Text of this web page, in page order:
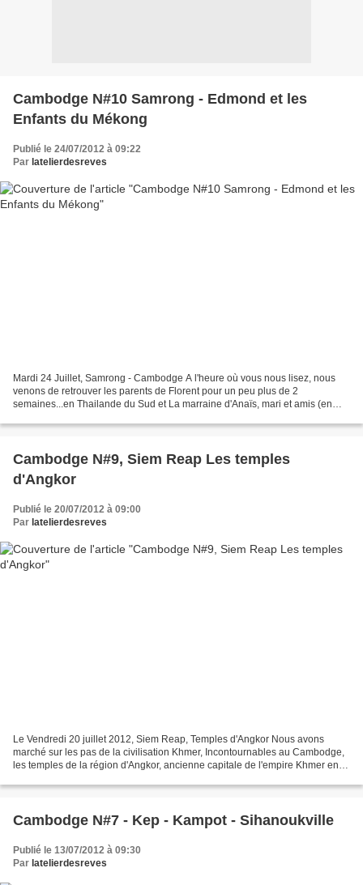
Cambodge N#10 Samrong - Edmond et les
Enfants du Mékong
Publié le 24/07/2012 à 09:22
Par latelierdesreves
Mardi 24 Juillet, Samrong - Cambodge A l'heure où vous nous lisez, nous
venons de retrouver les parents de Florent pour un peu plus de 2
semaines...en Thailande du Sud et La marraine d'Anaïs, mari et amis (en
Cambodge N#9, Siem Reap Les temples
d'Angkor
Publié le 20/07/2012 à 09:00
Par latelierdesreves
Le Vendredi 20 juillet 2012, Siem Reap, Temples d'Angkor Nous avons
marché sur les pas de la civilisation Khmer, Incontournables au Cambodge,
les temples de la région d'Angkor, ancienne capitale de l'empire Khmer entre
Cambodge N#7 - Kep - Kampot - Sihanoukville
Publié le 13/07/2012 à 09:30
Par latelierdesreves